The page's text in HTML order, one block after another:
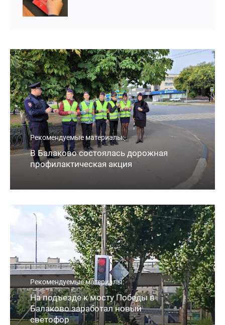
Рекомендуемые материалы:
В Балаково состоялась дорожная
профилактическая акция
Рекомендуемые материалы:
На подъезде к мосту Победы в
Балаково заработал новый
светофор